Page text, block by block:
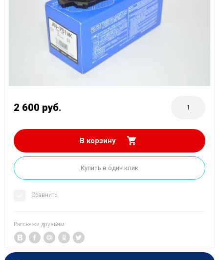
2 600 руб.
В корзину
Купить в один клик
Сравнить
Расскажи друзьям: